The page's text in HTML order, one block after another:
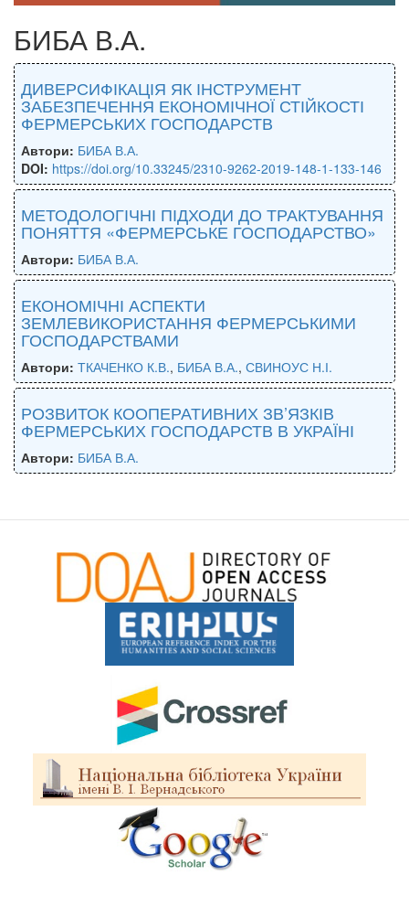
БИБА В.А.
ДИВЕРСИФІКАЦІЯ ЯК ІНСТРУМЕНТ
ЗАБЕЗПЕЧЕННЯ ЕКОНОМІЧНОЇ СТІЙКОСТІ
ФЕРМЕРСЬКИХ ГОСПОДАРСТВ
Автори: БИБА В.А.
DOI: https://doi.org/10.33245/2310-9262-2019-148-1-133-146
МЕТОДОЛОГІЧНІ ПІДХОДИ ДО ТРАКТУВАННЯ
ПОНЯТТЯ «ФЕРМЕРСЬКЕ ГОСПОДАРСТВО»
Автори: БИБА В.А.
ЕКОНОМІЧНІ АСПЕКТИ
ЗЕМЛЕВИКОРИСТАННЯ ФЕРМЕРСЬКИМИ
ГОСПОДАРСТВАМИ
Автори: ТКАЧЕНКО К.В., БИБА В.А., СВИНОУС Н.І.
РОЗВИТОК КООПЕРАТИВНИХ ЗВ’ЯЗКІВ
ФЕРМЕРСЬКИХ ГОСПОДАРСТВ В УКРАЇНІ
Автори: БИБА В.А.